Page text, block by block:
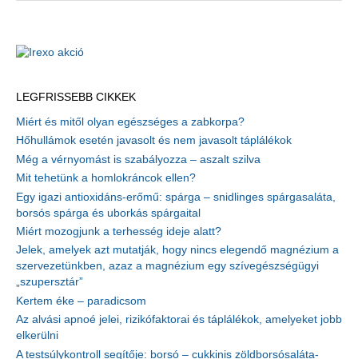
szükségünk
LEGFRISSEBB CIKKEK
Miért és mitől olyan egészséges a zabkorpa?
Hőhullámok esetén javasolt és nem javasolt táplálékok
Még a vérnyomást is szabályozza – aszalt szilva
Mit tehetünk a homlokráncok ellen?
Egy igazi antioxidáns-erőmű: spárga – snidlinges spárgasaláta,
borsós spárga és uborkás spárgaital
Miért mozogjunk a terhesség ideje alatt?
Jelek, amelyek azt mutatják, hogy nincs elegendő magnézium a
szervezetünkben, azaz a magnézium egy szívegészségügyi
„szupersztár”
Kertem éke – paradicsom
Az alvási apnoé jelei, rizikófaktorai és táplálékok, amelyeket jobb
elkerülni
A testsúlykontroll segítője: borsó – cukkinis zöldborsósaláta-